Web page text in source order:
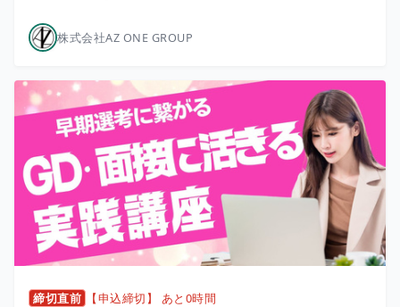
株式会社AZ ONE GROUP
締切直前 【申込締切】 あと0時間